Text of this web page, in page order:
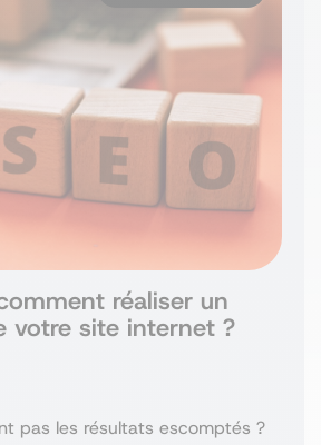
réaliser un
votre site internet ?
pas les résultats escomptés ?